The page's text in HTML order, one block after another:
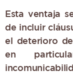
Esta ventaja
de incluir
el deterioro
en